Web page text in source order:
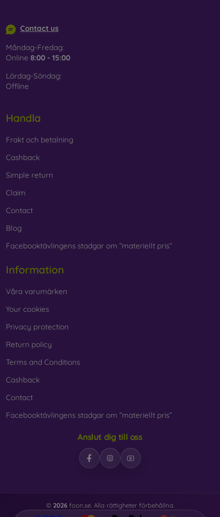
Contact us
Måndag-Fredag:
Online 8:00 - 15:00
Lördag-Söndag:
Offline
Handla
Frakt och betalning
Cashback
Simple return
Claim
Contact
Blog
Facebooktävlingens stadgar om ”materiellt pris”
Information
Våra varumärken
Your cookies
Privacy protection
Return policy
Terms and Conditions
Cashback
Contact
Facebooktävlingens stadgar om ”materiellt pris”
Anslut dig till oss
© 2026foon.se. Alla rättigheter förbehållna.